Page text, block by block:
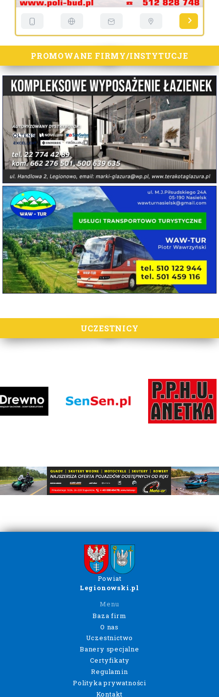
PROMOWANE FIRMY/INSTYTUCJE
UCZESTNICY
Powiat
Legionowski.pl
Menu
Baza firm
O nas
Uczestnictwo
Banery specjalne
Certyfikaty
Regulamin
Polityka prywatności
Kontakt